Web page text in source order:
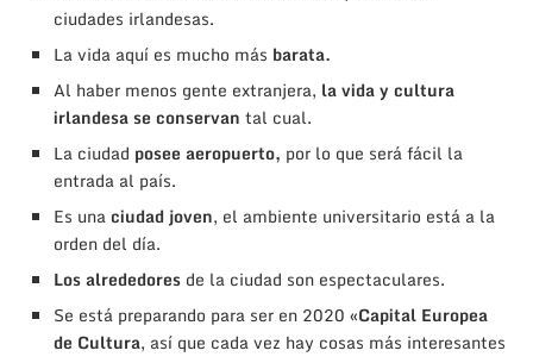
ciudades irlandesas.
La vida aquí es mucho más barata.
Al haber menos gente extranjera, la vida y cultura
irlandesa se conservan tal cual.
La ciudad posee aeropuerto, por lo que será fácil la
entrada al país.
Es unaciudad joven, el ambiente universitario está a la
orden del día.
Los alrededores de la ciudad son espectaculares.
Se está preparando para ser en 2020 «Capital Europea
de Cultura, así que cada vez hay cosas más interesantes